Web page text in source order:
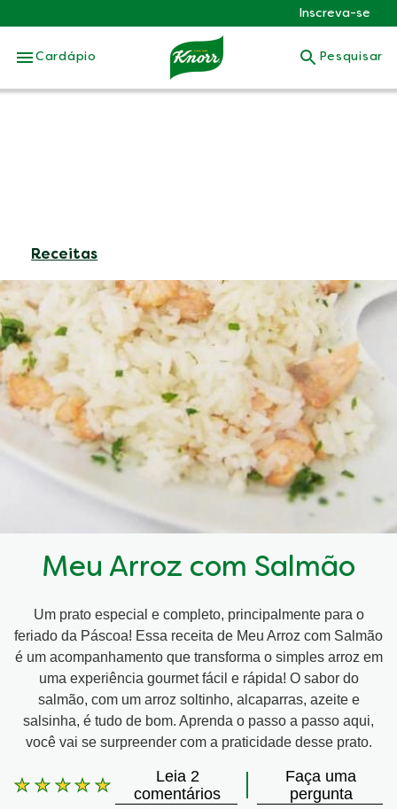
Skip to:
Inscreva-se
Cardápio Pesquisar
Receitas
Meu Arroz com Salmão
Um prato especial e completo, principalmente para o
feriado da Páscoa! Essa receita de Meu Arroz com Salmão
é um acompanhamento que transforma o simples arroz em
uma experiência gourmet fácil e rápida! O sabor do
salmão, com um arroz soltinho, alcaparras, azeite e
salsinha, é tudo de bom. Aprenda o passo a passo aqui,
você vai se surpreender com a praticidade desse prato.
A
Leia 2
comentários
Faça uma
pergunta